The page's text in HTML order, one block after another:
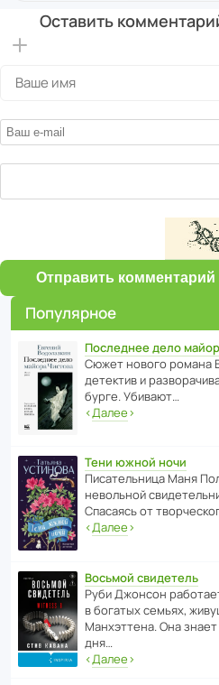
Оставить
Отправить комментарий
Популярное
Последнее дело
Сюжет нового романа
дете­ктив и
бурге. Убивают…
‹Далее›
Тени южной ночи
Писа­тель­ница Маня
невольной
Спасаясь от
‹Далее›
Восьмой свидетель
Руби Джонсон
в богатых семьях,
Манх­эт­тена. Она
дня…
‹Далее›